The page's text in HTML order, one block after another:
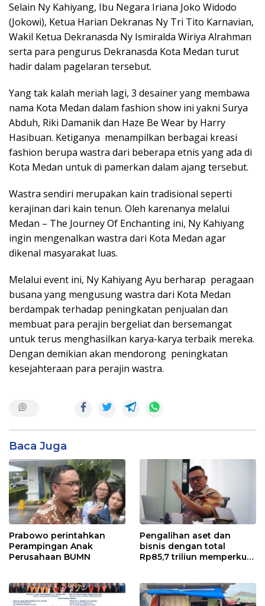
Selain Ny Kahiyang, Ibu Negara Iriana Joko Widodo
(Jokowi), Ketua Harian Dekranas Ny Tri Tito Karnavian,
Wakil Ketua Dekranasda Ny Ismiralda Wiriya Alrahman
serta para pengurus Dekranasda Kota Medan turut
hadir dalam pagelaran tersebut.
Yang tak kalah meriah lagi, 3 desainer yang membawa
nama Kota Medan dalam fashion show ini yakni Surya
Abduh, Riki Damanik dan Haze Be Wear by Harry
Hasibuan. Ketiganya menampilkan berbagai kreasi
fashion berupa wastra dari beberapa etnis yang ada di
Kota Medan untuk di pamerkan dalam ajang tersebut.
Wastra sendiri merupakan kain tradisional seperti
kerajinan dari kain tenun. Oleh karenanya melalui
Medan – The Journey Of Enchanting ini, Ny Kahiyang
ingin mengenalkan wastra dari Kota Medan agar
dikenal masyarakat luas.
Melalui event ini, Ny Kahiyang Ayu berharap peragaan
busana yang mengusung wastra dari Kota Medan
berdampak terhadap peningkatan penjualan dan
membuat para perajin bergeliat dan bersemangat
untuk terus menghasilkan karya-karya terbaik mereka.
Dengan demikian akan mendorong peningkatan
kesejahteraan para perajin wastra.
Baca Juga
Prabowo perintahkan
Perampingan Anak
Perusahaan BUMN
Pengalihan aset dan
bisnis dengan total
Rp85,7 triliun memperkuat
dari 90% aset jaringan
Telkom